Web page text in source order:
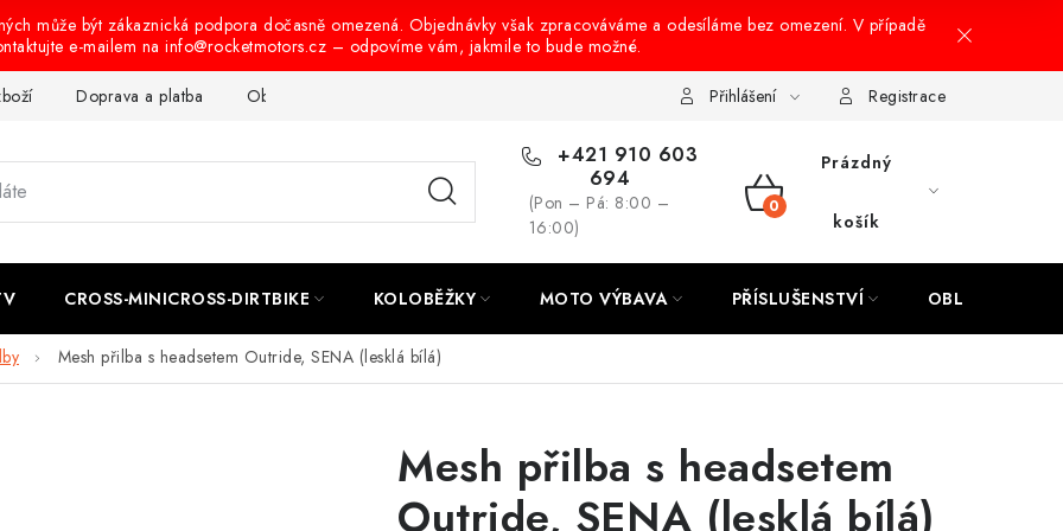
může být zákaznická podpora dočasně omezená. Objednávky však zpracováváme a odesíláme bez omezení. V případě
e-mailem na info@rocketmotors.cz – odpovíme vám, jakmile to bude možné.
Doprava a platba Obchodní podmínky Podmínky ochrany osobních údajů Návody na montáž
Přihlášení Registrace
+421 910 603
694
(Pon – Pá: 8:00 –
16:00)
NÁKUPNÍ
Prázdný
košík
CROSS-MINICROSS-DIRTBIKE KOLOBĚŽKY MOTO VÝBAVA PŘÍSLUŠENSTVÍ OBLEČENÍ
Mesh přilba s headsetem Outride, SENA (lesklá bílá)
Mesh přilba s headsetem
Outride, SENA (lesklá bílá)